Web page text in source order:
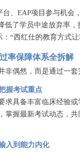
、 EAP项目参与机会
低了学员中途放弃率
“西红仕的教育方式
率保障体系全拆解
非偶然，而是通过一套
握考试重点
求具备丰富临床经验
掌握最新考试动态，
入到能力内化